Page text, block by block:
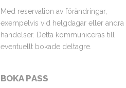
Med reservation av förändringar,
exempelvis vid helgdagar eller andra
händelser. Detta kommuniceras till
eventuellt bokade deltagre.
BOKA PASS